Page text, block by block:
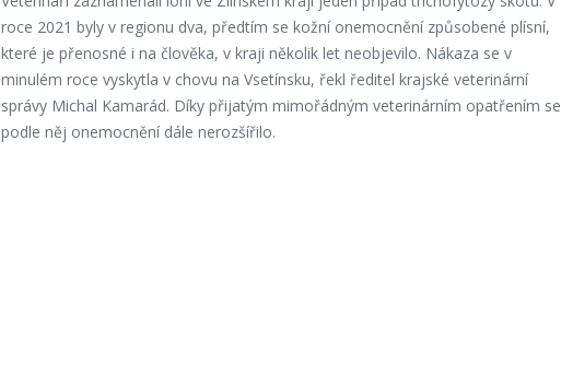
roce 2021 byly v regionu dva, předtím se kožní onemocnění způsobené plísní,
které je přenosné i na člověka, v kraji několik let neobjevilo. Nákaza se v
minulém roce vyskytla v chovu na Vsetínsku, řekl ředitel krajské veterinární
správy Michal Kamarád. Díky přijatým mimořádným veterinárním opatřením se
podle něj onemocnění dále nerozšířilo.